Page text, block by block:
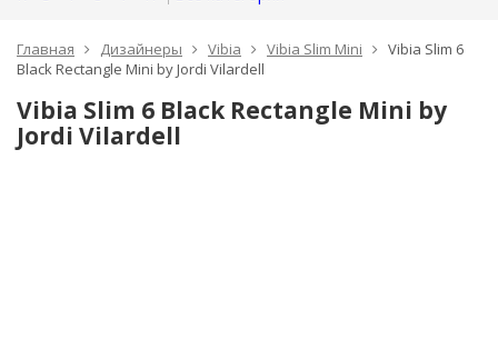
Главная Дизайнеры Vibia Vibia Slim Mini
Vibia Slim 6
Black Rectangle Mini by Jordi Vilardell
Vibia Slim 6 Black Rectangle Mini by
Jordi Vilardell